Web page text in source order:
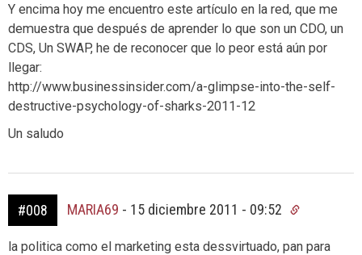
Y encima hoy me encuentro este artículo en la red, que me
demuestra que después de aprender lo que son un CDO, un
CDS, Un SWAP, he de reconocer que lo peor está aún por
llegar:
http://www.businessinsider.com/a-glimpse-into-the-self-
destructive-psychology-of-sharks-2011-12
Un saludo
#008 MARIA69 - 15 diciembre 2011 - 09:52
la politica como el marketing esta dessvirtuado, pan para